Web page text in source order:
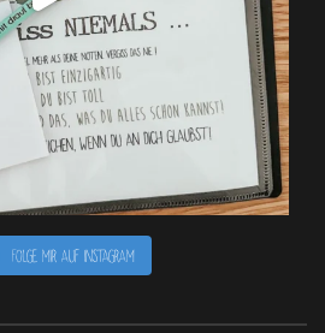
Folge mir auf Instagram